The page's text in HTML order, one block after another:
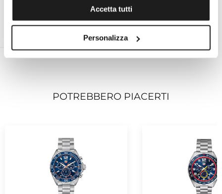
Accetta tutti
PersonalizzaPER ORDINI SUPERIORI A €99
POTREBBERO PIACERTI